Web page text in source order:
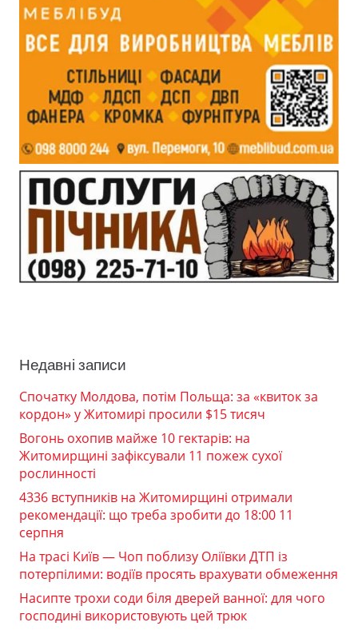
Недавні записи
Спочатку Молдова, потім Польща: за «квиток за
кордон» у Житомирі просили $15 тисяч
Вогонь охопив майже 10 гектарів: на
Житомирщині зафіксували 11 пожеж сухої
рослинності
4336 вступників на Житомирщині отримали
рекомендації: що треба зробити до 18:00 11
серпня
На трасі Київ — Чоп поблизу Оліївки ДТП із
потерпілими: водіїв просять врахувати обмеження
Насипте трохи соди біля дверей ванної: для чого
господині використовують цей трюк